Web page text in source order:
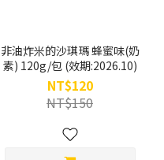
非油炸米的沙琪瑪 蜂蜜味(奶
素) 120g/包 (效期:2026.10)
NT$120
NT$150